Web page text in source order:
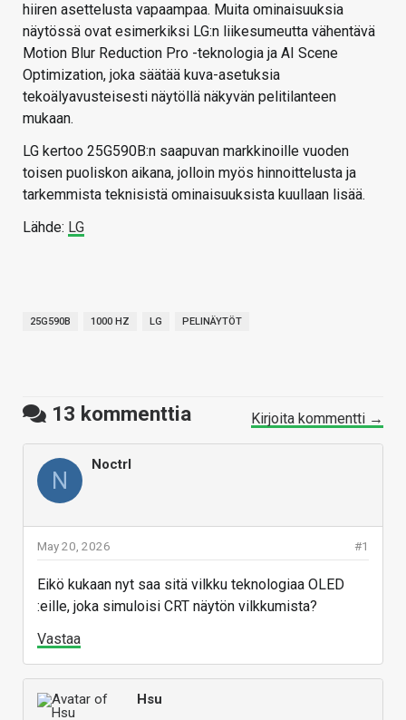
hiiren asettelusta vapaampaa. Muita ominaisuuksia
näytössä ovat esimerkiksi LG:n liikesumeutta vähentävä
Motion Blur Reduction Pro -teknologia ja AI Scene
Optimization, joka säätää kuva-asetuksia
tekoälyavusteisesti näytöllä näkyvän pelitilanteen
mukaan.
LG kertoo 25G590B:n saapuvan markkinoille vuoden
toisen puoliskon aikana, jolloin myös hinnoittelusta ja
tarkemmista teknisistä ominaisuuksista kuullaan lisää.
Lähde: LG
25G590B 1000 HZ LG PELINÄYTÖT
13 kommenttia Kirjoita kommentti →
N
Noctrl
#1
May 20, 2026
Eikö kukaan nyt saa sitä vilkku teknologiaa OLED
:eille, joka simuloisi CRT näytön vilkkumista?
Vastaa
Hsu